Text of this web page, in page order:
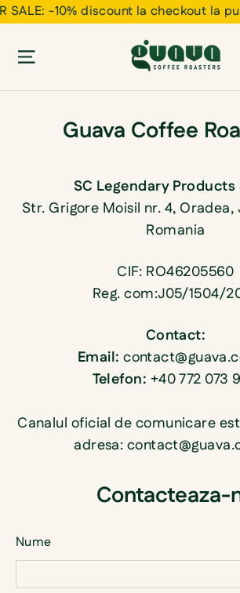
SALE: -10% discount la checkout la
Guava Coffee
SC Legendary Products
Str. Grigore Moisil nr. 4,
Romania
CIF: RO46205560
Reg. com:J05/1504/
Contact:
Email:
Telefon: +40 772 073
Canalul oficial de comunicare
adresa:
Contacteaza-
Nume